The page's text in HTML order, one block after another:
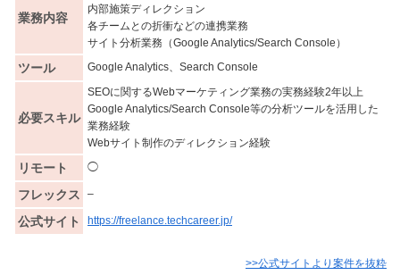
業務内容
内部施策ディレクション
各チームとの折衝などの連携業務
サイト分析業務（Google Analytics/Search Console）
ツール Google Analytics、Search Console
必要スキル
SEOに関するWebマーケティング業務の実務経験2年以上
Google Analytics/Search Console等の分析ツールを活用した
業務経験
Webサイト制作のディレクション経験
リモート ◯
フレックス –
公式サイト https://freelance.techcareer.jp/
>>公式サイトより案件を抜粋